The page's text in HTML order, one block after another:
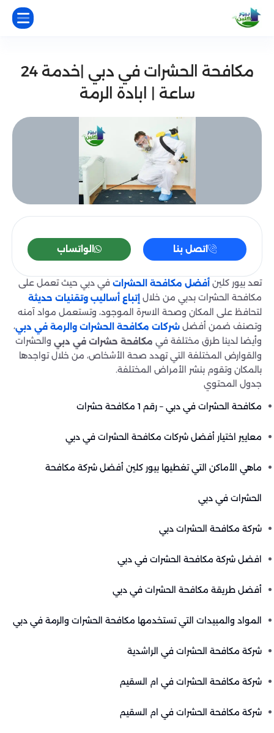
مكافحة الحشرات في دبي |خدمة 24
ساعة | ابادة الرمة
اتصل بنا الواتساب
تعد بيور كلين أفضل مكافحة الحشرات في دبي حيث تعمل على
مكافحة الحشرات بدبي من خلال إتباع أساليب وتقنيات حديثة
لتحافظ على المكان وصحة الاسرة الموجود، وتستعمل مواد آمنه
وتصنف ضمن أفضل شركات مكافحة الحشرات والرمة في دبي،
وأيضا لدينا طرق مختلفة في مكافحة حشرات في دبي والحشرات
والقوارض المختلفة التي تهدد صحة الأشخاص، من خلال تواجدها
بالمكان وتقوم بنشر الأمراض المختلفة.
جدول المحتوي
مكافحة الحشرات في دبي – رقم 1 مكافحة حشرات
معايير اختيار أفضل شركات مكافحة الحشرات في دبي
ماهي الأماكن التي تغطيها بيور كلين أفضل شركة مكافحة
الحشرات في دبي
شركة مكافحة الحشرات دبي
افضل شركة مكافحة الحشرات في دبي
أفضل طريقة مكافحة الحشرات في دبي
المواد والمبيدات التي تستخدمها مكافحة الحشرات والرمة في دبي
شركة مكافحة الحشرات في الراشدية
شركة مكافحة الحشرات في ام السقيم
شركة مكافحة الحشرات في ام السقيم